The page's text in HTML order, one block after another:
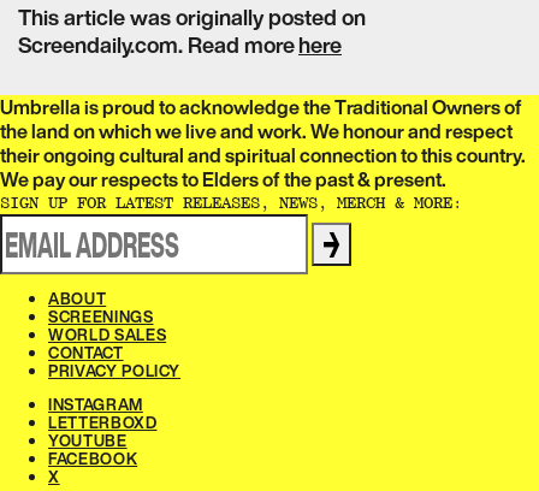
This article was originally posted on
Screendaily.com. Read morehere
Umbrella is proud to acknowledge the Traditional Owners of
the land on which we live and work. We honour and respect
their ongoing cultural and spiritual connection to this country.
We pay our respects to Elders of the past & present.​​​​‌ ‍ ​‍​‍‌‍ ‌ ​‍‌‍‍‌‌‍‌ ‌‍‍‌‌‍ ‍​‍​‍​ ‍‍​‍​‍‌ ​ ‌‍​‌‌‍ ‍‌‍‍‌‌ ‌​‌ ‍‌​‍ ‍‌‍‍‌‌‍ ​‍​‍​‍ ​​‍​‍‌‍‍​‌ ​‍‌‍‌‌‌‍‌‍​‍​‍​ ‍‍​‍​‍‌‍‍​‌ ‌​‌ ‌​‌ ​​‌ ​ ​ ‍‍​‍ ​‍ ‌ ‌‌‌‍ ‌‌‍​‍‌ ​‍‌‍‌‌‌‍ ​‌‍ ​‌‍​‌​‍ ‍‌ ​ ‌‍​‌‌‍ ‍‌‍‍‌‌ ‌​‌ ‍‌​‍ ‍‌ ​ ‌ ‌​‌ ‌‌‌‍‌​‌‍‍‌‌‍ ​‍ ‌‍‍‌‌‍ ‍‌ ‌​‌‍‌‌‌‍ ‍‌ ‌​​‍ ‌‍‌‌‌‍‌​‌‍‍‌‌ ‌​​‍ ‌‍ ‌‌‍ ‌‍‌​‌‍‌‌​ ‌‌ ​​‌ ​‍‌‍‌‌‌ ​ ‌‍‌‌‌‍ ‍‌ ‌​‌‍​‌‌ ‌​‌‍‍‌‌‍ ‌‍ ‍​ ‍ ‌‍‍‌‌‍‌​​ ‌‌ ​ ‌‍‍‌‌ ‌​‌‍‌‌‌‌​ ‌‍‌‌‌ ‌​‌ ‌​‌‍‍‌‌‍ ‍‌‍‌ ‌ ​ ​ ‍ ‌ ‌​‌ ‍‌‌ ​​‌‍‌‌​ ‌‌ ​ ‌‍‍‌‌ ‌​‌‍‌‌‌‌​ ‌‍‌‌‌ ‌​‌ ‌​‌‍‍‌‌‍ ‍‌‍‌ ‌ ​ ​ ‍ ‌ ​​‌‍​‌‌ ‌​‌‍‍​​ ‌‌‍‌‍‌‍ ‌‍ ‌ ‌​‌‍‌‌‌ ​‍‌​​‌‌‍​ ‌‍‍ ‌‍ ‍‌‍ ‌ ‌ ‌‍ ​‌‍‌‌‌‍‌​‌‍‌ ‌‍‌‌‌‍ ‌‌‍‌‌‌‍ ‍‌ ‌​​‍‌‌​ ‌‌‌​​‍‌‌ ‌‍‍ ‌‍‌‌‌ ‍‌​‍‌‌​ ​ ‌​‌​​‍‌‌​ ​ ‌​‌​​‍‌‌​ ​‍​ ​‍​ ‌‌​ ​‌​ ​ ​ ‌‍​ ‍‌​ ​‌​ ​ ​ ​ ‌‍‌‍​ ‍​​ ‌​​ ​‌​‍‌‌​ ​‍​ ​‍​‍‌‌​ ‌‌‌​‌​​‍ ‍‌‍​ ‌‍‍​‌‍‍‌‌‍ ​‌‍‌​‌ ​‍‌‍‌‌‌‍ ‍​‍‌‌​ ‌‌‌​​‍‌‌ ‌‍‍ ‌‍‌‌‌ ‍‌​‍‌‌​ ​ ‌​‌​​‍‌‌​ ​ ‌​‌​​‍‌‌​ ​‍​ ​‍​ ‌‌‌‍‌​​ ​‍‌‍​‍​ ‌​​ ​‍‌‍‌‍​ ​‍​ ​​‌‍​‌‌‍‌​‌‍​ ​‍‌‌​ ​‍​ ​‍​‍‌‌​ ‌‌‌​‌​​‍ ‍‌ ‌​‌‍‌‌‌ ‍​‌ ‌​​ ‌‍​‍‌‍​‌‌ ​ ‌‍‌‌‌‌‌‌‌ ​‍‌‍ ​​ ‌‌‍‍​‌ ‌​‌ ‌​‌ ​​‌ ​ ​‍‌‌​ ​ ‌​​‌​‍‌‌​ ​‍‌​‌‍​‍‌‌​ ​‍‌​‌‍‌ ‌‌‌‍ ‌‌‍​‍‌ ​‍‌‍‌‌‌‍ ​‌‍ ​‌‍​‌​‍ ‍‌ ​ ‌‍​‌‌‍ ‍‌‍‍‌‌ ‌​‌ ‍‌​‍ ‍‌ ​ ‌ ‌​‌ ‌‌‌‍‌​‌‍‍‌‌‍ ​‍‌‍‌‍‍‌‌‍‌​​ ‌‌ ​ ‌‍‍‌‌ ‌​‌‍‌‌‌‌​ ‌‍‌‌‌ ‌​‌ ‌​‌‍‍‌‌‍ ‍‌‍‌ ‌ ​ ​‍‌‍‌ ‌​‌ ‍‌‌ ​​‌‍‌‌​ ‌‌ ​ ‌‍‍‌‌ ‌​‌‍‌‌‌‌​ ‌‍‌‌‌ ‌​‌ ‌​‌‍‍‌‌‍ ‍‌‍‌ ‌ ​ ​‍‌‍‌ ​​‌‍​‌‌ ‌​‌‍‍​​ ‌‌‍‌‍‌‍ ‌‍ ‌ ‌​‌‍‌‌‌ ​‍‌​​‌‌‍​ ‌‍‍ ‌‍ ‍‌‍ ‌ ‌ ‌‍ ​‌‍‌‌‌‍‌​‌‍‌ ‌‍‌‌‌‍ ‌‌‍‌‌‌‍ ‍‌ ‌​​‍‌‌​ ‌‌‌​​‍‌‌ ‌‍‍ ‌‍‌‌‌ ‍‌​‍‌‌​ ​ ‌​‌​​‍‌‌​ ​ ‌​‌​​‍‌‌​ ​‍​ ​‍​ ‌‌​ ​‌​ ​ ​ ‌‍​ ‍‌​ ​‌​ ​ ​ ​ ‌‍‌‍​ ‍​​ ‌​​ ​‌​‍‌‌​ ​‍​ ​‍​‍‌‌​ ‌‌‌​‌​​‍ ‍‌‍​ ‌‍‍​‌‍‍‌‌‍ ​‌‍‌​‌ ​‍‌‍‌‌‌‍ ‍​‍‌‌​ ‌‌‌​​‍‌‌ ‌‍‍ ‌‍‌‌‌ ‍‌​‍‌‌​ ​ ‌​‌​​‍‌‌​ ​ ‌​‌​​‍‌‌​ ​‍​ ​‍​ ‌‌‌‍‌​​ ​‍‌‍​‍​ ‌​​ ​‍‌‍‌‍​ ​‍​ ​​‌‍​‌‌‍‌​‌‍​ ​‍‌‌​ ​‍​ ​‍​‍‌‌​ ‌‌‌​‌​​‍ ‍‌ ‌​‌‍‌‌‌ ‍​‌ ‌​​‍‌‍‌ ​​‌‍‌‌‌ ​‍‌ ​ ‌ ​​‌‍‌‌‌‍​ ‌ ‌​‌‍‍‌‌ ‌‍‌‍‌‌​ ‌‌ ​​‌ ‌‌‌‍​‍‌‍ ​‌‍‍‌‌ ​ ‌‍‍​‌‍‌‌‌‍‌​​‍​‍‌ ‌
SIGN UP FOR LATEST RELEASES, NEWS, MERCH & MORE:​​​​‌ ‍ ​‍​‍‌‍ ‌ ​‍‌‍‍‌‌‍‌ ‌‍‍‌‌‍ ‍​‍​‍​ ‍‍​‍​‍‌ ​ ‌‍​‌‌‍ ‍‌‍‍‌‌ ‌​‌ ‍‌​‍ ‍‌‍‍‌‌‍ ​‍​‍​‍ ​​‍​‍‌‍‍​‌ ​‍‌‍‌‌‌‍‌‍​‍​‍​ ‍‍​‍​‍‌‍‍​‌ ‌​‌ ‌​‌ ​​‌ ​ ​ ‍‍​‍ ​‍ ‌ ‌‌‌‍ ‌‌‍​‍‌ ​‍‌‍‌‌‌‍ ​‌‍ ​‌‍​‌​‍ ‍‌ ​ ‌‍​‌‌‍ ‍‌‍‍‌‌ ‌​‌ ‍‌​‍ ‍‌ ​ ‌ ‌​‌ ‌‌‌‍‌​‌‍‍‌‌‍ ​‍ ‌‍‍‌‌‍ ‍‌ ‌​‌‍‌‌‌‍ ‍‌ ‌​​‍ ‌‍‌‌‌‍‌​‌‍‍‌‌ ‌​​‍ ‌‍ ‌‌‍ ‌‍‌​‌‍‌‌​ ‌‌ ​​‌ ​‍‌‍‌‌‌ ​ ‌‍‌‌‌‍ ‍‌ ‌​‌‍​‌‌ ‌​‌‍‍‌‌‍ ‌‍ ‍​ ‍ ‌‍‍‌‌‍‌​​ ‌‌ ​ ‌‍‍‌‌ ‌​‌‍‌‌‌‌​ ‌‍‌‌‌ ‌​‌ ‌​‌‍‍‌‌‍ ‍‌‍‌ ‌ ​ ​ ‍ ‌ ‌​‌ ‍‌‌ ​​‌‍‌‌​ ‌‌ ​ ‌‍‍‌‌ ‌​‌‍‌‌‌‌​ ‌‍‌‌‌ ‌​‌ ‌​‌‍‍‌‌‍ ‍‌‍‌ ‌ ​ ​ ‍ ‌ ​​‌‍​‌‌ ‌​‌‍‍​​ ‌‌ ​ ‌ ‌‌‌‍​‍‌ ​ ‌‍​ ‌ ​‍‌‍‍‌‌‍​‍‌‍‌‌‌‌‌​‌‍‌‌‌ ‍​‌ ‌​​ ‌‍​‍‌‍​‌‌ ​ ‌‍‌‌‌‌‌‌‌ ​‍‌‍ ​​ ‌‌‍‍​‌ ‌​‌ ‌​‌ ​​‌ ​ ​‍‌‌​ ​ ‌​​‌​‍‌‌​ ​‍‌​‌‍​‍‌‌​ ​‍‌​‌‍‌ ‌‌‌‍ ‌‌‍​‍‌ ​‍‌‍‌‌‌‍ ​‌‍ ​‌‍​‌​‍ ‍‌ ​ ‌‍​‌‌‍ ‍‌‍‍‌‌ ‌​‌ ‍‌​‍ ‍‌ ​ ‌ ‌​‌ ‌‌‌‍‌​‌‍‍‌‌‍ ​‍‌‍‌‍‍‌‌‍‌​​ ‌‌ ​ ‌‍‍‌‌ ‌​‌‍‌‌‌‌​ ‌‍‌‌‌ ‌​‌ ‌​‌‍‍‌‌‍ ‍‌‍‌ ‌ ​ ​‍‌‍‌ ‌​‌ ‍‌‌ ​​‌‍‌‌​ ‌‌ ​ ‌‍‍‌‌ ‌​‌‍‌‌‌‌​ ‌‍‌‌‌ ‌​‌ ‌​‌‍‍‌‌‍ ‍‌‍‌ ‌ ​ ​‍‌‍‌ ​​‌‍​‌‌ ‌​‌‍‍​​ ‌‌ ​ ‌ ‌‌‌‍​‍‌ ​ ‌‍​ ‌ ​‍‌‍‍‌‌‍​‍‌‍‌‌‌‌‌​‌‍‌‌‌ ‍​‌ ‌​​‍‌‍‌ ​​‌‍‌‌‌ ​‍‌ ​ ‌ ​​‌‍‌‌‌‍​ ‌ ‌​‌‍‍‌‌ ‌‍‌‍‌‌​ ‌‌ ​​‌ ‌‌‌‍​‍‌‍ ​‌‍‍‌‌ ​ ‌‍‍​‌‍‌‌‌‍‌​​‍​‍‌ ‌
→
ABOUT​​​​‌ ‍ ​‍​‍‌‍ ‌ ​‍‌‍‍‌‌‍‌ ‌‍‍‌‌‍ ‍​‍​‍​ ‍‍​‍​‍‌ ​ ‌‍​‌‌‍ ‍‌‍‍‌‌ ‌​‌ ‍‌​‍ ‍‌‍‍‌‌‍ ​‍​‍​‍ ​​‍​‍‌‍‍​‌ ​‍‌‍‌‌‌‍‌‍​‍​‍​ ‍‍​‍​‍‌‍‍​‌ ‌​‌ ‌​‌ ​​‌ ​ ​ ‍‍​‍ ​‍ ‌ ‌‌‌‍ ‌‌‍​‍‌ ​‍‌‍‌‌‌‍ ​‌‍ ​‌‍​‌​‍ ‍‌ ​ ‌‍​‌‌‍ ‍‌‍‍‌‌ ‌​‌ ‍‌​‍ ‍‌ ​ ‌ ‌​‌ ‌‌‌‍‌​‌‍‍‌‌‍ ​‍ ‌‍‍‌‌‍ ‍‌ ‌​‌‍‌‌‌‍ ‍‌ ‌​​‍ ‌‍‌‌‌‍‌​‌‍‍‌‌ ‌​​‍ ‌‍ ‌‌‍ ‌‍‌​‌‍‌‌​ ‌‌ ​​‌ ​‍‌‍‌‌‌ ​ ‌‍‌‌‌‍ ‍‌ ‌​‌‍​‌‌ ‌​‌‍‍‌‌‍ ‌‍ ‍​ ‍ ‌‍‍‌‌‍‌​​ ‌‌ ​ ‌‍‍‌‌ ‌​‌‍‌‌‌‌​ ‌‍‌‌‌ ‌​‌ ‌​‌‍‍‌‌‍ ‍‌‍‌ ‌ ​ ​ ‍ ‌ ‌​‌ ‍‌‌ ​​‌‍‌‌​ ‌‌ ​ ‌‍‍‌‌ ‌​‌‍‌‌‌‌​ ‌‍‌‌‌ ‌​‌ ‌​‌‍‍‌‌‍ ‍‌‍‌ ‌ ​ ​ ‍ ‌ ​​‌‍​‌‌ ‌​‌‍‍​​ ‌‌‍‌‍‌‍ ‌‍ ‌ ‌​‌‍‌‌‌ ​‍‌​ ‌‌‍‌‌‌‍ ‍‌ ‌‌​‍‌‌​ ‌‌‌​​‍‌‌ ‌‍‍ ‌‍‌‌‌ ‍‌​‍‌‌​ ​ ‌​‌​​‍‌‌​ ​ ‌​‌​​‍‌‌​ ​‍​ ​‍​ ​‍​ ​​​ ​‌​ ​​​ ​ ​ ​​​ ​‍​ ​ ​‍ ‌​ ‌​​ ‌​​ ‌​‌‍‌‌​‍ ‌​ ‌​‌‍​‌‌‍​‍​ ​‌​‍ ‌‌‍​‍​ ‍‌‌‍​‌​ ‌‌​‍ ‌​ ‌‍​ ​​​ ‍​​ ‌ ‌‍‌‌​ ​​​ ​ ​ ‍‌‌‍​‌‌‍‌​​ ​‍​ ​ ​‍‌‌​ ​‍​ ​‍​‍‌‌​ ‌‌‌​‌​​‍ ‍‌ ‌​‌‍‍‌‌ ‌​‌‍ ​‌‍‌‌​ ‌‍​‍‌‍​‌‌ ​ ‌‍‌‌‌‌‌‌‌ ​‍‌‍ ​​ ‌‌‍‍​‌ ‌​‌ ‌​‌ ​​‌ ​ ​‍‌‌​ ​ ‌​​‌​‍‌‌​ ​‍‌​‌‍​‍‌‌​ ​‍‌​‌‍‌ ‌‌‌‍ ‌‌‍​‍‌ ​‍‌‍‌‌‌‍ ​‌‍ ​‌‍​‌​‍ ‍‌ ​ ‌‍​‌‌‍ ‍‌‍‍‌‌ ‌​‌ ‍‌​‍ ‍‌ ​ ‌ ‌​‌ ‌‌‌‍‌​‌‍‍‌‌‍ ​‍‌‍‌‍‍‌‌‍‌​​ ‌‌ ​ ‌‍‍‌‌ ‌​‌‍‌‌‌‌​ ‌‍‌‌‌ ‌​‌ ‌​‌‍‍‌‌‍ ‍‌‍‌ ‌ ​ ​‍‌‍‌ ‌​‌ ‍‌‌ ​​‌‍‌‌​ ‌‌ ​ ‌‍‍‌‌ ‌​‌‍‌‌‌‌​ ‌‍‌‌‌ ‌​‌ ‌​‌‍‍‌‌‍ ‍‌‍‌ ‌ ​ ​‍‌‍‌ ​​‌‍​‌‌ ‌​‌‍‍​​ ‌‌‍‌‍‌‍ ‌‍ ‌ ‌​‌‍‌‌‌ ​‍‌​ ‌‌‍‌‌‌‍ ‍‌ ‌‌​‍‌‌​ ‌‌‌​​‍‌‌ ‌‍‍ ‌‍‌‌‌ ‍‌​‍‌‌​ ​ ‌​‌​​‍‌‌​ ​ ‌​‌​​‍‌‌​ ​‍​ ​‍​ ​‍​ ​​​ ​‌​ ​​​ ​ ​ ​​​ ​‍​ ​ ​‍ ‌​ ‌​​ ‌​​ ‌​‌‍‌‌​‍ ‌​ ‌​‌‍​‌‌‍​‍​ ​‌​‍ ‌‌‍​‍​ ‍‌‌‍​‌​ ‌‌​‍ ‌​ ‌‍​ ​​​ ‍​​ ‌ ‌‍‌‌​ ​​​ ​ ​ ‍‌‌‍​‌‌‍‌​​ ​‍​ ​ ​‍‌‌​ ​‍​ ​‍​‍‌‌​ ‌‌‌​‌​​‍ ‍‌ ‌​‌‍‍‌‌ ‌​‌‍ ​‌‍‌‌​‍‌‍‌ ​​‌‍‌‌‌ ​‍‌ ​ ‌ ​​‌‍‌‌‌‍​ ‌ ‌​‌‍‍‌‌ ‌‍‌‍‌‌​ ‌‌ ​​‌ ‌‌‌‍​‍‌‍ ​‌‍‍‌‌ ​ ‌‍‍​‌‍‌‌‌‍‌​​‍​‍‌ ‌
SCREENINGS​​​​‌ ‍ ​‍​‍‌‍ ‌ ​‍‌‍‍‌‌‍‌ ‌‍‍‌‌‍ ‍​‍​‍​ ‍‍​‍​‍‌ ​ ‌‍​‌‌‍ ‍‌‍‍‌‌ ‌​‌ ‍‌​‍ ‍‌‍‍‌‌‍ ​‍​‍​‍ ​​‍​‍‌‍‍​‌ ​‍‌‍‌‌‌‍‌‍​‍​‍​ ‍‍​‍​‍‌‍‍​‌ ‌​‌ ‌​‌ ​​‌ ​ ​ ‍‍​‍ ​‍ ‌ ‌‌‌‍ ‌‌‍​‍‌ ​‍‌‍‌‌‌‍ ​‌‍ ​‌‍​‌​‍ ‍‌ ​ ‌‍​‌‌‍ ‍‌‍‍‌‌ ‌​‌ ‍‌​‍ ‍‌ ​ ‌ ‌​‌ ‌‌‌‍‌​‌‍‍‌‌‍ ​‍ ‌‍‍‌‌‍ ‍‌ ‌​‌‍‌‌‌‍ ‍‌ ‌​​‍ ‌‍‌‌‌‍‌​‌‍‍‌‌ ‌​​‍ ‌‍ ‌‌‍ ‌‍‌​‌‍‌‌​ ‌‌ ​​‌ ​‍‌‍‌‌‌ ​ ‌‍‌‌‌‍ ‍‌ ‌​‌‍​‌‌ ‌​‌‍‍‌‌‍ ‌‍ ‍​ ‍ ‌‍‍‌‌‍‌​​ ‌‌ ​ ‌‍‍‌‌ ‌​‌‍‌‌‌‌​ ‌‍‌‌‌ ‌​‌ ‌​‌‍‍‌‌‍ ‍‌‍‌ ‌ ​ ​ ‍ ‌ ‌​‌ ‍‌‌ ​​‌‍‌‌​ ‌‌ ​ ‌‍‍‌‌ ‌​‌‍‌‌‌‌​ ‌‍‌‌‌ ‌​‌ ‌​‌‍‍‌‌‍ ‍‌‍‌ ‌ ​ ​ ‍ ‌ ​​‌‍​‌‌ ‌​‌‍‍​​ ‌‌‍‌‍‌‍ ‌‍ ‌ ‌​‌‍‌‌‌ ​‍‌​ ‌‌‍‌‌‌‍ ‍‌ ‌‌​‍‌‌​ ‌‌‌​​‍‌‌ ‌‍‍ ‌‍‌‌‌ ‍‌​‍‌‌​ ​ ‌​‌​​‍‌‌​ ​ ‌​‌​​‍‌‌​ ​‍​ ​‍‌‍‌​​ ‍​​ ​‍‌‍‌​‌‍​‍​ ‍​​ ‍‌​ ​ ​ ​‍​ ​‌​ ​‌‌‍​‌​‍‌‌​ ​‍​ ​‍​‍‌‌​ ‌‌‌​‌​​‍ ‍‌ ‌​‌‍‍‌‌ ‌​‌‍ ​‌‍‌‌​ ‌‍​‍‌‍​‌‌ ​ ‌‍‌‌‌‌‌‌‌ ​‍‌‍ ​​ ‌‌‍‍​‌ ‌​‌ ‌​‌ ​​‌ ​ ​‍‌‌​ ​ ‌​​‌​‍‌‌​ ​‍‌​‌‍​‍‌‌​ ​‍‌​‌‍‌ ‌‌‌‍ ‌‌‍​‍‌ ​‍‌‍‌‌‌‍ ​‌‍ ​‌‍​‌​‍ ‍‌ ​ ‌‍​‌‌‍ ‍‌‍‍‌‌ ‌​‌ ‍‌​‍ ‍‌ ​ ‌ ‌​‌ ‌‌‌‍‌​‌‍‍‌‌‍ ​‍‌‍‌‍‍‌‌‍‌​​ ‌‌ ​ ‌‍‍‌‌ ‌​‌‍‌‌‌‌​ ‌‍‌‌‌ ‌​‌ ‌​‌‍‍‌‌‍ ‍‌‍‌ ‌ ​ ​‍‌‍‌ ‌​‌ ‍‌‌ ​​‌‍‌‌​ ‌‌ ​ ‌‍‍‌‌ ‌​‌‍‌‌‌‌​ ‌‍‌‌‌ ‌​‌ ‌​‌‍‍‌‌‍ ‍‌‍‌ ‌ ​ ​‍‌‍‌ ​​‌‍​‌‌ ‌​‌‍‍​​ ‌‌‍‌‍‌‍ ‌‍ ‌ ‌​‌‍‌‌‌ ​‍‌​ ‌‌‍‌‌‌‍ ‍‌ ‌‌​‍‌‌​ ‌‌‌​​‍‌‌ ‌‍‍ ‌‍‌‌‌ ‍‌​‍‌‌​ ​ ‌​‌​​‍‌‌​ ​ ‌​‌​​‍‌‌​ ​‍​ ​‍‌‍‌​​ ‍​​ ​‍‌‍‌​‌‍​‍​ ‍​​ ‍‌​ ​ ​ ​‍​ ​‌​ ​‌‌‍​‌​‍‌‌​ ​‍​ ​‍​‍‌‌​ ‌‌‌​‌​​‍ ‍‌ ‌​‌‍‍‌‌ ‌​‌‍ ​‌‍‌‌​‍‌‍‌ ​​‌‍‌‌‌ ​‍‌ ​ ‌ ​​‌‍‌‌‌‍​ ‌ ‌​‌‍‍‌‌ ‌‍‌‍‌‌​ ‌‌ ​​‌ ‌‌‌‍​‍‌‍ ​‌‍‍‌‌ ​ ‌‍‍​‌‍‌‌‌‍‌​​‍​‍‌ ‌
WORLD SALES​​​​‌ ‍ ​‍​‍‌‍ ‌ ​‍‌‍‍‌‌‍‌ ‌‍‍‌‌‍ ‍​‍​‍​ ‍‍​‍​‍‌ ​ ‌‍​‌‌‍ ‍‌‍‍‌‌ ‌​‌ ‍‌​‍ ‍‌‍‍‌‌‍ ​‍​‍​‍ ​​‍​‍‌‍‍​‌ ​‍‌‍‌‌‌‍‌‍​‍​‍​ ‍‍​‍​‍‌‍‍​‌ ‌​‌ ‌​‌ ​​‌ ​ ​ ‍‍​‍ ​‍ ‌ ‌‌‌‍ ‌‌‍​‍‌ ​‍‌‍‌‌‌‍ ​‌‍ ​‌‍​‌​‍ ‍‌ ​ ‌‍​‌‌‍ ‍‌‍‍‌‌ ‌​‌ ‍‌​‍ ‍‌ ​ ‌ ‌​‌ ‌‌‌‍‌​‌‍‍‌‌‍ ​‍ ‌‍‍‌‌‍ ‍‌ ‌​‌‍‌‌‌‍ ‍‌ ‌​​‍ ‌‍‌‌‌‍‌​‌‍‍‌‌ ‌​​‍ ‌‍ ‌‌‍ ‌‍‌​‌‍‌‌​ ‌‌ ​​‌ ​‍‌‍‌‌‌ ​ ‌‍‌‌‌‍ ‍‌ ‌​‌‍​‌‌ ‌​‌‍‍‌‌‍ ‌‍ ‍​ ‍ ‌‍‍‌‌‍‌​​ ‌‌ ​ ‌‍‍‌‌ ‌​‌‍‌‌‌‌​ ‌‍‌‌‌ ‌​‌ ‌​‌‍‍‌‌‍ ‍‌‍‌ ‌ ​ ​ ‍ ‌ ‌​‌ ‍‌‌ ​​‌‍‌‌​ ‌‌ ​ ‌‍‍‌‌ ‌​‌‍‌‌‌‌​ ‌‍‌‌‌ ‌​‌ ‌​‌‍‍‌‌‍ ‍‌‍‌ ‌ ​ ​ ‍ ‌ ​​‌‍​‌‌ ‌​‌‍‍​​ ‌‌‍‌‍‌‍ ‌‍ ‌ ‌​‌‍‌‌‌ ​‍‌​ ‌‌‍‌‌‌‍ ‍‌ ‌‌​‍‌‌​ ‌‌‌​​‍‌‌ ‌‍‍ ‌‍‌‌‌ ‍‌​‍‌‌​ ​ ‌​‌​​‍‌‌​ ​ ‌​‌​​‍‌‌​ ​‍​ ​‍​ ​‌​ ​​​ ​ ​ ‍​​ ​‌​ ​​​ ​‍​ ‌​​‍ ‌‌‍​‌‌‍‌​‌‍‌​‌‍​ ​‍ ‌​ ‌​​ ‍‌​ ​ ​ ‌​​‍ ‌‌‍​‌​ ​‌​ ‌​‌‍​ ​‍ ‌‌‍‌‌​ ​‌​ ‌‍​ ‌‌​ ​ ​ ‍‌​ ‍​​ ‌‍‌‍‌‍‌‍​ ‌‍‌‌​ ​‍​‍‌‌​ ​‍​ ​‍​‍‌‌​ ‌‌‌​‌​​‍ ‍‌ ‌​‌‍‍‌‌ ‌​‌‍ ​‌‍‌‌​ ‌‍​‍‌‍​‌‌ ​ ‌‍‌‌‌‌‌‌‌ ​‍‌‍ ​​ ‌‌‍‍​‌ ‌​‌ ‌​‌ ​​‌ ​ ​‍‌‌​ ​ ‌​​‌​‍‌‌​ ​‍‌​‌‍​‍‌‌​ ​‍‌​‌‍‌ ‌‌‌‍ ‌‌‍​‍‌ ​‍‌‍‌‌‌‍ ​‌‍ ​‌‍​‌​‍ ‍‌ ​ ‌‍​‌‌‍ ‍‌‍‍‌‌ ‌​‌ ‍‌​‍ ‍‌ ​ ‌ ‌​‌ ‌‌‌‍‌​‌‍‍‌‌‍ ​‍‌‍‌‍‍‌‌‍‌​​ ‌‌ ​ ‌‍‍‌‌ ‌​‌‍‌‌‌‌​ ‌‍‌‌‌ ‌​‌ ‌​‌‍‍‌‌‍ ‍‌‍‌ ‌ ​ ​‍‌‍‌ ‌​‌ ‍‌‌ ​​‌‍‌‌​ ‌‌ ​ ‌‍‍‌‌ ‌​‌‍‌‌‌‌​ ‌‍‌‌‌ ‌​‌ ‌​‌‍‍‌‌‍ ‍‌‍‌ ‌ ​ ​‍‌‍‌ ​​‌‍​‌‌ ‌​‌‍‍​​ ‌‌‍‌‍‌‍ ‌‍ ‌ ‌​‌‍‌‌‌ ​‍‌​ ‌‌‍‌‌‌‍ ‍‌ ‌‌​‍‌‌​ ‌‌‌​​‍‌‌ ‌‍‍ ‌‍‌‌‌ ‍‌​‍‌‌​ ​ ‌​‌​​‍‌‌​ ​ ‌​‌​​‍‌‌​ ​‍​ ​‍​ ​‌​ ​​​ ​ ​ ‍​​ ​‌​ ​​​ ​‍​ ‌​​‍ ‌‌‍​‌‌‍‌​‌‍‌​‌‍​ ​‍ ‌​ ‌​​ ‍‌​ ​ ​ ‌​​‍ ‌‌‍​‌​ ​‌​ ‌​‌‍​ ​‍ ‌‌‍‌‌​ ​‌​ ‌‍​ ‌‌​ ​ ​ ‍‌​ ‍​​ ‌‍‌‍‌‍‌‍​ ‌‍‌‌​ ​‍​‍‌‌​ ​‍​ ​‍​‍‌‌​ ‌‌‌​‌​​‍ ‍‌ ‌​‌‍‍‌‌ ‌​‌‍ ​‌‍‌‌​‍‌‍‌ ​​‌‍‌‌‌ ​‍‌ ​ ‌ ​​‌‍‌‌‌‍​ ‌ ‌​‌‍‍‌‌ ‌‍‌‍‌‌​ ‌‌ ​​‌ ‌‌‌‍​‍‌‍ ​‌‍‍‌‌ ​ ‌‍‍​‌‍‌‌‌‍‌​​‍​‍‌ ‌
CONTACT​​​​‌ ‍ ​‍​‍‌‍ ‌ ​‍‌‍‍‌‌‍‌ ‌‍‍‌‌‍ ‍​‍​‍​ ‍‍​‍​‍‌ ​ ‌‍​‌‌‍ ‍‌‍‍‌‌ ‌​‌ ‍‌​‍ ‍‌‍‍‌‌‍ ​‍​‍​‍ ​​‍​‍‌‍‍​‌ ​‍‌‍‌‌‌‍‌‍​‍​‍​ ‍‍​‍​‍‌‍‍​‌ ‌​‌ ‌​‌ ​​‌ ​ ​ ‍‍​‍ ​‍ ‌ ‌‌‌‍ ‌‌‍​‍‌ ​‍‌‍‌‌‌‍ ​‌‍ ​‌‍​‌​‍ ‍‌ ​ ‌‍​‌‌‍ ‍‌‍‍‌‌ ‌​‌ ‍‌​‍ ‍‌ ​ ‌ ‌​‌ ‌‌‌‍‌​‌‍‍‌‌‍ ​‍ ‌‍‍‌‌‍ ‍‌ ‌​‌‍‌‌‌‍ ‍‌ ‌​​‍ ‌‍‌‌‌‍‌​‌‍‍‌‌ ‌​​‍ ‌‍ ‌‌‍ ‌‍‌​‌‍‌‌​ ‌‌ ​​‌ ​‍‌‍‌‌‌ ​ ‌‍‌‌‌‍ ‍‌ ‌​‌‍​‌‌ ‌​‌‍‍‌‌‍ ‌‍ ‍​ ‍ ‌‍‍‌‌‍‌​​ ‌‌ ​ ‌‍‍‌‌ ‌​‌‍‌‌‌‌​ ‌‍‌‌‌ ‌​‌ ‌​‌‍‍‌‌‍ ‍‌‍‌ ‌ ​ ​ ‍ ‌ ‌​‌ ‍‌‌ ​​‌‍‌‌​ ‌‌ ​ ‌‍‍‌‌ ‌​‌‍‌‌‌‌​ ‌‍‌‌‌ ‌​‌ ‌​‌‍‍‌‌‍ ‍‌‍‌ ‌ ​ ​ ‍ ‌ ​​‌‍​‌‌ ‌​‌‍‍​​ ‌‌‍‌‍‌‍ ‌‍ ‌ ‌​‌‍‌‌‌ ​‍‌​ ‌‌‍‌‌‌‍ ‍‌ ‌‌​‍‌‌​ ‌‌‌​​‍‌‌ ‌‍‍ ‌‍‌‌‌ ‍‌​‍‌‌​ ​ ‌​‌​​‍‌‌​ ​ ‌​‌​​‍‌‌​ ​‍​ ​‍​ ​ ‌‍​ ​ ​‍​ ‌ ​ ‍​​ ‌​​ ‌​‌‍​‍​‍ ‌‌‍‌​‌‍‌‍‌‍​ ​ ‌‍​‍ ‌​ ‌​‌‍​‌‌‍​‍​ ​‍​‍ ‌‌‍​‌‌‍​‍​ ​​​ ‌​​‍ ‌‌‍‌‍​ ​​‌‍‌​​ ‌​​ ‌‌‌‍‌​​ ‍​​ ​‌‌‍​ ​ ‌‌‌‍​‌​ ‍​​‍‌‌​ ​‍​ ​‍​‍‌‌​ ‌‌‌​‌​​‍ ‍‌ ‌​‌‍‍‌‌ ‌​‌‍ ​‌‍‌‌​ ‌‍​‍‌‍​‌‌ ​ ‌‍‌‌‌‌‌‌‌ ​‍‌‍ ​​ ‌‌‍‍​‌ ‌​‌ ‌​‌ ​​‌ ​ ​‍‌‌​ ​ ‌​​‌​‍‌‌​ ​‍‌​‌‍​‍‌‌​ ​‍‌​‌‍‌ ‌‌‌‍ ‌‌‍​‍‌ ​‍‌‍‌‌‌‍ ​‌‍ ​‌‍​‌​‍ ‍‌ ​ ‌‍​‌‌‍ ‍‌‍‍‌‌ ‌​‌ ‍‌​‍ ‍‌ ​ ‌ ‌​‌ ‌‌‌‍‌​‌‍‍‌‌‍ ​‍‌‍‌‍‍‌‌‍‌​​ ‌‌ ​ ‌‍‍‌‌ ‌​‌‍‌‌‌‌​ ‌‍‌‌‌ ‌​‌ ‌​‌‍‍‌‌‍ ‍‌‍‌ ‌ ​ ​‍‌‍‌ ‌​‌ ‍‌‌ ​​‌‍‌‌​ ‌‌ ​ ‌‍‍‌‌ ‌​‌‍‌‌‌‌​ ‌‍‌‌‌ ‌​‌ ‌​‌‍‍‌‌‍ ‍‌‍‌ ‌ ​ ​‍‌‍‌ ​​‌‍​‌‌ ‌​‌‍‍​​ ‌‌‍‌‍‌‍ ‌‍ ‌ ‌​‌‍‌‌‌ ​‍‌​ ‌‌‍‌‌‌‍ ‍‌ ‌‌​‍‌‌​ ‌‌‌​​‍‌‌ ‌‍‍ ‌‍‌‌‌ ‍‌​‍‌‌​ ​ ‌​‌​​‍‌‌​ ​ ‌​‌​​‍‌‌​ ​‍​ ​‍​ ​ ‌‍​ ​ ​‍​ ‌ ​ ‍​​ ‌​​ ‌​‌‍​‍​‍ ‌‌‍‌​‌‍‌‍‌‍​ ​ ‌‍​‍ ‌​ ‌​‌‍​‌‌‍​‍​ ​‍​‍ ‌‌‍​‌‌‍​‍​ ​​​ ‌​​‍ ‌‌‍‌‍​ ​​‌‍‌​​ ‌​​ ‌‌‌‍‌​​ ‍​​ ​‌‌‍​ ​ ‌‌‌‍​‌​ ‍​​‍‌‌​ ​‍​ ​‍​‍‌‌​ ‌‌‌​‌​​‍ ‍‌ ‌​‌‍‍‌‌ ‌​‌‍ ​‌‍‌‌​‍‌‍‌ ​​‌‍‌‌‌ ​‍‌ ​ ‌ ​​‌‍‌‌‌‍​ ‌ ‌​‌‍‍‌‌ ‌‍‌‍‌‌​ ‌‌ ​​‌ ‌‌‌‍​‍‌‍ ​‌‍‍‌‌ ​ ‌‍‍​‌‍‌‌‌‍‌​​‍​‍‌ ‌
PRIVACY POLICY​​​​‌ ‍ ​‍​‍‌‍ ‌ ​‍‌‍‍‌‌‍‌ ‌‍‍‌‌‍ ‍​‍​‍​ ‍‍​‍​‍‌ ​ ‌‍​‌‌‍ ‍‌‍‍‌‌ ‌​‌ ‍‌​‍ ‍‌‍‍‌‌‍ ​‍​‍​‍ ​​‍​‍‌‍‍​‌ ​‍‌‍‌‌‌‍‌‍​‍​‍​ ‍‍​‍​‍‌‍‍​‌ ‌​‌ ‌​‌ ​​‌ ​ ​ ‍‍​‍ ​‍ ‌ ‌‌‌‍ ‌‌‍​‍‌ ​‍‌‍‌‌‌‍ ​‌‍ ​‌‍​‌​‍ ‍‌ ​ ‌‍​‌‌‍ ‍‌‍‍‌‌ ‌​‌ ‍‌​‍ ‍‌ ​ ‌ ‌​‌ ‌‌‌‍‌​‌‍‍‌‌‍ ​‍ ‌‍‍‌‌‍ ‍‌ ‌​‌‍‌‌‌‍ ‍‌ ‌​​‍ ‌‍‌‌‌‍‌​‌‍‍‌‌ ‌​​‍ ‌‍ ‌‌‍ ‌‍‌​‌‍‌‌​ ‌‌ ​​‌ ​‍‌‍‌‌‌ ​ ‌‍‌‌‌‍ ‍‌ ‌​‌‍​‌‌ ‌​‌‍‍‌‌‍ ‌‍ ‍​ ‍ ‌‍‍‌‌‍‌​​ ‌‌ ​ ‌‍‍‌‌ ‌​‌‍‌‌‌‌​ ‌‍‌‌‌ ‌​‌ ‌​‌‍‍‌‌‍ ‍‌‍‌ ‌ ​ ​ ‍ ‌ ‌​‌ ‍‌‌ ​​‌‍‌‌​ ‌‌ ​ ‌‍‍‌‌ ‌​‌‍‌‌‌‌​ ‌‍‌‌‌ ‌​‌ ‌​‌‍‍‌‌‍ ‍‌‍‌ ‌ ​ ​ ‍ ‌ ​​‌‍​‌‌ ‌​‌‍‍​​ ‌‌‍‌‍‌‍ ‌‍ ‌ ‌​‌‍‌‌‌ ​‍‌​ ‌‌‍‌‌‌‍ ‍‌ ‌‌​‍‌‌​ ‌‌‌​​‍‌‌ ‌‍‍ ‌‍‌‌‌ ‍‌​‍‌‌​ ​ ‌​‌​​‍‌‌​ ​ ‌​‌​​‍‌‌​ ​‍​ ​‍‌‍‌‍‌‍​‍‌‍​‌​ ‍​​ ‌‌​ ‍‌​ ‌‍​ ‍‌​‍ ‌​ ‌‌​ ​​​ ‌ ‌‍‌‍​‍ ‌​ ‌​​ ‌​​ ​‍‌‍​‌​‍ ‌​ ‍‌​ ‌‌‌‍‌‌​ ‌ ​‍ ‌‌‍‌‍‌‍‌‌​ ‍​​ ‌​‌‍‌​​ ​‌​ ‍‌​ ​‌​ ‌‌​ ‍​​ ​ ‌‍​‌​‍‌‌​ ​‍​ ​‍​‍‌‌​ ‌‌‌​‌​​‍ ‍‌ ‌​‌‍‍‌‌ ‌​‌‍ ​‌‍‌‌​ ‌‍​‍‌‍​‌‌ ​ ‌‍‌‌‌‌‌‌‌ ​‍‌‍ ​​ ‌‌‍‍​‌ ‌​‌ ‌​‌ ​​‌ ​ ​‍‌‌​ ​ ‌​​‌​‍‌‌​ ​‍‌​‌‍​‍‌‌​ ​‍‌​‌‍‌ ‌‌‌‍ ‌‌‍​‍‌ ​‍‌‍‌‌‌‍ ​‌‍ ​‌‍​‌​‍ ‍‌ ​ ‌‍​‌‌‍ ‍‌‍‍‌‌ ‌​‌ ‍‌​‍ ‍‌ ​ ‌ ‌​‌ ‌‌‌‍‌​‌‍‍‌‌‍ ​‍‌‍‌‍‍‌‌‍‌​​ ‌‌ ​ ‌‍‍‌‌ ‌​‌‍‌‌‌‌​ ‌‍‌‌‌ ‌​‌ ‌​‌‍‍‌‌‍ ‍‌‍‌ ‌ ​ ​‍‌‍‌ ‌​‌ ‍‌‌ ​​‌‍‌‌​ ‌‌ ​ ‌‍‍‌‌ ‌​‌‍‌‌‌‌​ ‌‍‌‌‌ ‌​‌ ‌​‌‍‍‌‌‍ ‍‌‍‌ ‌ ​ ​‍‌‍‌ ​​‌‍​‌‌ ‌​‌‍‍​​ ‌‌‍‌‍‌‍ ‌‍ ‌ ‌​‌‍‌‌‌ ​‍‌​ ‌‌‍‌‌‌‍ ‍‌ ‌‌​‍‌‌​ ‌‌‌​​‍‌‌ ‌‍‍ ‌‍‌‌‌ ‍‌​‍‌‌​ ​ ‌​‌​​‍‌‌​ ​ ‌​‌​​‍‌‌​ ​‍​ ​‍‌‍‌‍‌‍​‍‌‍​‌​ ‍​​ ‌‌​ ‍‌​ ‌‍​ ‍‌​‍ ‌​ ‌‌​ ​​​ ‌ ‌‍‌‍​‍ ‌​ ‌​​ ‌​​ ​‍‌‍​‌​‍ ‌​ ‍‌​ ‌‌‌‍‌‌​ ‌ ​‍ ‌‌‍‌‍‌‍‌‌​ ‍​​ ‌​‌‍‌​​ ​‌​ ‍‌​ ​‌​ ‌‌​ ‍​​ ​ ‌‍​‌​‍‌‌​ ​‍​ ​‍​‍‌‌​ ‌‌‌​‌​​‍ ‍‌ ‌​‌‍‍‌‌ ‌​‌‍ ​‌‍‌‌​‍‌‍‌ ​​‌‍‌‌‌ ​‍‌ ​ ‌ ​​‌‍‌‌‌‍​ ‌ ‌​‌‍‍‌‌ ‌‍‌‍‌‌​ ‌‌ ​​‌ ‌‌‌‍​‍‌‍ ​‌‍‍‌‌ ​ ‌‍‍​‌‍‌‌‌‍‌​​‍​‍‌ ‌
INSTAGRAM​​​​‌ ‍ ​‍​‍‌‍ ‌ ​‍‌‍‍‌‌‍‌ ‌‍‍‌‌‍ ‍​‍​‍​ ‍‍​‍​‍‌ ​ ‌‍​‌‌‍ ‍‌‍‍‌‌ ‌​‌ ‍‌​‍ ‍‌‍‍‌‌‍ ​‍​‍​‍ ​​‍​‍‌‍‍​‌ ​‍‌‍‌‌‌‍‌‍​‍​‍​ ‍‍​‍​‍‌‍‍​‌ ‌​‌ ‌​‌ ​​‌ ​ ​ ‍‍​‍ ​‍ ‌ ‌‌‌‍ ‌‌‍​‍‌ ​‍‌‍‌‌‌‍ ​‌‍ ​‌‍​‌​‍ ‍‌ ​ ‌‍​‌‌‍ ‍‌‍‍‌‌ ‌​‌ ‍‌​‍ ‍‌ ​ ‌ ‌​‌ ‌‌‌‍‌​‌‍‍‌‌‍ ​‍ ‌‍‍‌‌‍ ‍‌ ‌​‌‍‌‌‌‍ ‍‌ ‌​​‍ ‌‍‌‌‌‍‌​‌‍‍‌‌ ‌​​‍ ‌‍ ‌‌‍ ‌‍‌​‌‍‌‌​ ‌‌ ​​‌ ​‍‌‍‌‌‌ ​ ‌‍‌‌‌‍ ‍‌ ‌​‌‍​‌‌ ‌​‌‍‍‌‌‍ ‌‍ ‍​ ‍ ‌‍‍‌‌‍‌​​ ‌‌ ​ ‌‍‍‌‌ ‌​‌‍‌‌‌‌​ ‌‍‌‌‌ ‌​‌ ‌​‌‍‍‌‌‍ ‍‌‍‌ ‌ ​ ​ ‍ ‌ ‌​‌ ‍‌‌ ​​‌‍‌‌​ ‌‌ ​ ‌‍‍‌‌ ‌​‌‍‌‌‌‌​ ‌‍‌‌‌ ‌​‌ ‌​‌‍‍‌‌‍ ‍‌‍‌ ‌ ​ ​ ‍ ‌ ​​‌‍​‌‌ ‌​‌‍‍​​ ‌‌ ​ ‌‍ ‌‍​ ‌‍‍‌‌‍​‌‌‍ ​‌​ ​‌‍‍‌‌‍ ‍‌‍‍ ‌ ​ ​‍‌‌​ ‌‌‌​​‍‌‌ ‌‍‍ ‌‍‌‌‌ ‍‌​‍‌‌​ ​ ‌​‌​​‍‌‌​ ​ ‌​‌​​‍‌‌​ ​‍​ ​‍​ ‍​​ ​​​ ‌‌‌‍​‌​ ​​​ ‌​‌‍‌‌​ ‌ ​‍ ‌‌‍​‌​ ‍‌​ ​ ​ ​ ​‍ ‌​ ‌​​ ‌‌​ ‍‌‌‍​‍​‍ ‌‌‍​‌‌‍​‍‌‍‌​​ ‌‌​‍ ‌‌‍​‌‌‍​‍‌‍​‍‌‍‌‌‌‍​‍‌‍​‍​ ‍‌​ ​‌​ ‍‌​ ‌​​ ‌‍​ ‌‍​‍‌‌​ ​‍​ ​‍​‍‌‌​ ‌‌‌​‌​​‍ ‍‌ ‌​‌‍‍‌‌ ‌​‌‍ ​‌‍‌‌​ ‌‍​‍‌‍​‌‌ ​ ‌‍‌‌‌‌‌‌‌ ​‍‌‍ ​​ ‌‌‍‍​‌ ‌​‌ ‌​‌ ​​‌ ​ ​‍‌‌​ ​ ‌​​‌​‍‌‌​ ​‍‌​‌‍​‍‌‌​ ​‍‌​‌‍‌ ‌‌‌‍ ‌‌‍​‍‌ ​‍‌‍‌‌‌‍ ​‌‍ ​‌‍​‌​‍ ‍‌ ​ ‌‍​‌‌‍ ‍‌‍‍‌‌ ‌​‌ ‍‌​‍ ‍‌ ​ ‌ ‌​‌ ‌‌‌‍‌​‌‍‍‌‌‍ ​‍‌‍‌‍‍‌‌‍‌​​ ‌‌ ​ ‌‍‍‌‌ ‌​‌‍‌‌‌‌​ ‌‍‌‌‌ ‌​‌ ‌​‌‍‍‌‌‍ ‍‌‍‌ ‌ ​ ​‍‌‍‌ ‌​‌ ‍‌‌ ​​‌‍‌‌​ ‌‌ ​ ‌‍‍‌‌ ‌​‌‍‌‌‌‌​ ‌‍‌‌‌ ‌​‌ ‌​‌‍‍‌‌‍ ‍‌‍‌ ‌ ​ ​‍‌‍‌ ​​‌‍​‌‌ ‌​‌‍‍​​ ‌‌ ​ ‌‍ ‌‍​ ‌‍‍‌‌‍​‌‌‍ ​‌​ ​‌‍‍‌‌‍ ‍‌‍‍ ‌ ​ ​‍‌‌​ ‌‌‌​​‍‌‌ ‌‍‍ ‌‍‌‌‌ ‍‌​‍‌‌​ ​ ‌​‌​​‍‌‌​ ​ ‌​‌​​‍‌‌​ ​‍​ ​‍​ ‍​​ ​​​ ‌‌‌‍​‌​ ​​​ ‌​‌‍‌‌​ ‌ ​‍ ‌‌‍​‌​ ‍‌​ ​ ​ ​ ​‍ ‌​ ‌​​ ‌‌​ ‍‌‌‍​‍​‍ ‌‌‍​‌‌‍​‍‌‍‌​​ ‌‌​‍ ‌‌‍​‌‌‍​‍‌‍​‍‌‍‌‌‌‍​‍‌‍​‍​ ‍‌​ ​‌​ ‍‌​ ‌​​ ‌‍​ ‌‍​‍‌‌​ ​‍​ ​‍​‍‌‌​ ‌‌‌​‌​​‍ ‍‌ ‌​‌‍‍‌‌ ‌​‌‍ ​‌‍‌‌​‍‌‍‌ ​​‌‍‌‌‌ ​‍‌ ​ ‌ ​​‌‍‌‌‌‍​ ‌ ‌​‌‍‍‌‌ ‌‍‌‍‌‌​ ‌‌ ​​‌ ‌‌‌‍​‍‌‍ ​‌‍‍‌‌ ​ ‌‍‍​‌‍‌‌‌‍‌​​‍​‍‌ ‌
LETTERBOXD​​​​‌ ‍ ​‍​‍‌‍ ‌ ​‍‌‍‍‌‌‍‌ ‌‍‍‌‌‍ ‍​‍​‍​ ‍‍​‍​‍‌ ​ ‌‍​‌‌‍ ‍‌‍‍‌‌ ‌​‌ ‍‌​‍ ‍‌‍‍‌‌‍ ​‍​‍​‍ ​​‍​‍‌‍‍​‌ ​‍‌‍‌‌‌‍‌‍​‍​‍​ ‍‍​‍​‍‌‍‍​‌ ‌​‌ ‌​‌ ​​‌ ​ ​ ‍‍​‍ ​‍ ‌ ‌‌‌‍ ‌‌‍​‍‌ ​‍‌‍‌‌‌‍ ​‌‍ ​‌‍​‌​‍ ‍‌ ​ ‌‍​‌‌‍ ‍‌‍‍‌‌ ‌​‌ ‍‌​‍ ‍‌ ​ ‌ ‌​‌ ‌‌‌‍‌​‌‍‍‌‌‍ ​‍ ‌‍‍‌‌‍ ‍‌ ‌​‌‍‌‌‌‍ ‍‌ ‌​​‍ ‌‍‌‌‌‍‌​‌‍‍‌‌ ‌​​‍ ‌‍ ‌‌‍ ‌‍‌​‌‍‌‌​ ‌‌ ​​‌ ​‍‌‍‌‌‌ ​ ‌‍‌‌‌‍ ‍‌ ‌​‌‍​‌‌ ‌​‌‍‍‌‌‍ ‌‍ ‍​ ‍ ‌‍‍‌‌‍‌​​ ‌‌ ​ ‌‍‍‌‌ ‌​‌‍‌‌‌‌​ ‌‍‌‌‌ ‌​‌ ‌​‌‍‍‌‌‍ ‍‌‍‌ ‌ ​ ​ ‍ ‌ ‌​‌ ‍‌‌ ​​‌‍‌‌​ ‌‌ ​ ‌‍‍‌‌ ‌​‌‍‌‌‌‌​ ‌‍‌‌‌ ‌​‌ ‌​‌‍‍‌‌‍ ‍‌‍‌ ‌ ​ ​ ‍ ‌ ​​‌‍​‌‌ ‌​‌‍‍​​ ‌‌ ​ ‌‍ ‌‍​ ‌‍‍‌‌‍​‌‌‍ ​‌​ ​‌‍‍‌‌‍ ‍‌‍‍ ‌ ​ ​‍‌‌​ ‌‌‌​​‍‌‌ ‌‍‍ ‌‍‌‌‌ ‍‌​‍‌‌​ ​ ‌​‌​​‍‌‌​ ​ ‌​‌​​‍‌‌​ ​‍​ ​‍​ ​‌‌‍​‌‌‍​‌​ ‍‌​ ‌‍​ ‌​​ ‌‌​ ‌ ​‍ ‌‌‍​ ​ ​‍‌‍‌​​ ‍​​‍ ‌​ ‌​​ ​‍​ ‍​‌‍​‌​‍ ‌‌‍​‌‌‍​‌​ ‌‌‌‍​‍​‍ ‌‌‍​ ​ ​ ​ ​‍‌‍​‍​ ‍​​ ​‌‌‍​‌​ ​‍​ ‌​​ ​‍​ ‌‌‌‍‌‍​‍‌‌​ ​‍​ ​‍​‍‌‌​ ‌‌‌​‌​​‍ ‍‌ ‌​‌‍‍‌‌ ‌​‌‍ ​‌‍‌‌​ ‌‍​‍‌‍​‌‌ ​ ‌‍‌‌‌‌‌‌‌ ​‍‌‍ ​​ ‌‌‍‍​‌ ‌​‌ ‌​‌ ​​‌ ​ ​‍‌‌​ ​ ‌​​‌​‍‌‌​ ​‍‌​‌‍​‍‌‌​ ​‍‌​‌‍‌ ‌‌‌‍ ‌‌‍​‍‌ ​‍‌‍‌‌‌‍ ​‌‍ ​‌‍​‌​‍ ‍‌ ​ ‌‍​‌‌‍ ‍‌‍‍‌‌ ‌​‌ ‍‌​‍ ‍‌ ​ ‌ ‌​‌ ‌‌‌‍‌​‌‍‍‌‌‍ ​‍‌‍‌‍‍‌‌‍‌​​ ‌‌ ​ ‌‍‍‌‌ ‌​‌‍‌‌‌‌​ ‌‍‌‌‌ ‌​‌ ‌​‌‍‍‌‌‍ ‍‌‍‌ ‌ ​ ​‍‌‍‌ ‌​‌ ‍‌‌ ​​‌‍‌‌​ ‌‌ ​ ‌‍‍‌‌ ‌​‌‍‌‌‌‌​ ‌‍‌‌‌ ‌​‌ ‌​‌‍‍‌‌‍ ‍‌‍‌ ‌ ​ ​‍‌‍‌ ​​‌‍​‌‌ ‌​‌‍‍​​ ‌‌ ​ ‌‍ ‌‍​ ‌‍‍‌‌‍​‌‌‍ ​‌​ ​‌‍‍‌‌‍ ‍‌‍‍ ‌ ​ ​‍‌‌​ ‌‌‌​​‍‌‌ ‌‍‍ ‌‍‌‌‌ ‍‌​‍‌‌​ ​ ‌​‌​​‍‌‌​ ​ ‌​‌​​‍‌‌​ ​‍​ ​‍​ ​‌‌‍​‌‌‍​‌​ ‍‌​ ‌‍​ ‌​​ ‌‌​ ‌ ​‍ ‌‌‍​ ​ ​‍‌‍‌​​ ‍​​‍ ‌​ ‌​​ ​‍​ ‍​‌‍​‌​‍ ‌‌‍​‌‌‍​‌​ ‌‌‌‍​‍​‍ ‌‌‍​ ​ ​ ​ ​‍‌‍​‍​ ‍​​ ​‌‌‍​‌​ ​‍​ ‌​​ ​‍​ ‌‌‌‍‌‍​‍‌‌​ ​‍​ ​‍​‍‌‌​ ‌‌‌​‌​​‍ ‍‌ ‌​‌‍‍‌‌ ‌​‌‍ ​‌‍‌‌​‍‌‍‌ ​​‌‍‌‌‌ ​‍‌ ​ ‌ ​​‌‍‌‌‌‍​ ‌ ‌​‌‍‍‌‌ ‌‍‌‍‌‌​ ‌‌ ​​‌ ‌‌‌‍​‍‌‍ ​‌‍‍‌‌ ​ ‌‍‍​‌‍‌‌‌‍‌​​‍​‍‌ ‌
YOUTUBE​​​​‌ ‍ ​‍​‍‌‍ ‌ ​‍‌‍‍‌‌‍‌ ‌‍‍‌‌‍ ‍​‍​‍​ ‍‍​‍​‍‌ ​ ‌‍​‌‌‍ ‍‌‍‍‌‌ ‌​‌ ‍‌​‍ ‍‌‍‍‌‌‍ ​‍​‍​‍ ​​‍​‍‌‍‍​‌ ​‍‌‍‌‌‌‍‌‍​‍​‍​ ‍‍​‍​‍‌‍‍​‌ ‌​‌ ‌​‌ ​​‌ ​ ​ ‍‍​‍ ​‍ ‌ ‌‌‌‍ ‌‌‍​‍‌ ​‍‌‍‌‌‌‍ ​‌‍ ​‌‍​‌​‍ ‍‌ ​ ‌‍​‌‌‍ ‍‌‍‍‌‌ ‌​‌ ‍‌​‍ ‍‌ ​ ‌ ‌​‌ ‌‌‌‍‌​‌‍‍‌‌‍ ​‍ ‌‍‍‌‌‍ ‍‌ ‌​‌‍‌‌‌‍ ‍‌ ‌​​‍ ‌‍‌‌‌‍‌​‌‍‍‌‌ ‌​​‍ ‌‍ ‌‌‍ ‌‍‌​‌‍‌‌​ ‌‌ ​​‌ ​‍‌‍‌‌‌ ​ ‌‍‌‌‌‍ ‍‌ ‌​‌‍​‌‌ ‌​‌‍‍‌‌‍ ‌‍ ‍​ ‍ ‌‍‍‌‌‍‌​​ ‌‌ ​ ‌‍‍‌‌ ‌​‌‍‌‌‌‌​ ‌‍‌‌‌ ‌​‌ ‌​‌‍‍‌‌‍ ‍‌‍‌ ‌ ​ ​ ‍ ‌ ‌​‌ ‍‌‌ ​​‌‍‌‌​ ‌‌ ​ ‌‍‍‌‌ ‌​‌‍‌‌‌‌​ ‌‍‌‌‌ ‌​‌ ‌​‌‍‍‌‌‍ ‍‌‍‌ ‌ ​ ​ ‍ ‌ ​​‌‍​‌‌ ‌​‌‍‍​​ ‌‌ ​ ‌‍ ‌‍​ ‌‍‍‌‌‍​‌‌‍ ​‌​ ​‌‍‍‌‌‍ ‍‌‍‍ ‌ ​ ​‍‌‌​ ‌‌‌​​‍‌‌ ‌‍‍ ‌‍‌‌‌ ‍‌​‍‌‌​ ​ ‌​‌​​‍‌‌​ ​ ‌​‌​​‍‌‌​ ​‍​ ​‍​ ‌​‌‍‌​​ ​‍‌‍‌‍​ ​ ‌‍‌​​ ​‍​ ​‌​‍ ‌‌‍​‍​ ‌​​ ​ ‌‍‌‍​‍ ‌​ ‌​​ ‌‍​ ​​​ ‌ ​‍ ‌‌‍​‌​ ‌‍​ ‌‌​ ‌​​‍ ‌​ ​​‌‍​ ‌‍‌‍​ ‌‍​ ‌‍​ ‍​​ ​ ​ ‌ ​ ​‌‌‍​‍​ ‌ ​ ‌‍​‍‌‌​ ​‍​ ​‍​‍‌‌​ ‌‌‌​‌​​‍ ‍‌ ‌​‌‍‍‌‌ ‌​‌‍ ​‌‍‌‌​ ‌‍​‍‌‍​‌‌ ​ ‌‍‌‌‌‌‌‌‌ ​‍‌‍ ​​ ‌‌‍‍​‌ ‌​‌ ‌​‌ ​​‌ ​ ​‍‌‌​ ​ ‌​​‌​‍‌‌​ ​‍‌​‌‍​‍‌‌​ ​‍‌​‌‍‌ ‌‌‌‍ ‌‌‍​‍‌ ​‍‌‍‌‌‌‍ ​‌‍ ​‌‍​‌​‍ ‍‌ ​ ‌‍​‌‌‍ ‍‌‍‍‌‌ ‌​‌ ‍‌​‍ ‍‌ ​ ‌ ‌​‌ ‌‌‌‍‌​‌‍‍‌‌‍ ​‍‌‍‌‍‍‌‌‍‌​​ ‌‌ ​ ‌‍‍‌‌ ‌​‌‍‌‌‌‌​ ‌‍‌‌‌ ‌​‌ ‌​‌‍‍‌‌‍ ‍‌‍‌ ‌ ​ ​‍‌‍‌ ‌​‌ ‍‌‌ ​​‌‍‌‌​ ‌‌ ​ ‌‍‍‌‌ ‌​‌‍‌‌‌‌​ ‌‍‌‌‌ ‌​‌ ‌​‌‍‍‌‌‍ ‍‌‍‌ ‌ ​ ​‍‌‍‌ ​​‌‍​‌‌ ‌​‌‍‍​​ ‌‌ ​ ‌‍ ‌‍​ ‌‍‍‌‌‍​‌‌‍ ​‌​ ​‌‍‍‌‌‍ ‍‌‍‍ ‌ ​ ​‍‌‌​ ‌‌‌​​‍‌‌ ‌‍‍ ‌‍‌‌‌ ‍‌​‍‌‌​ ​ ‌​‌​​‍‌‌​ ​ ‌​‌​​‍‌‌​ ​‍​ ​‍​ ‌​‌‍‌​​ ​‍‌‍‌‍​ ​ ‌‍‌​​ ​‍​ ​‌​‍ ‌‌‍​‍​ ‌​​ ​ ‌‍‌‍​‍ ‌​ ‌​​ ‌‍​ ​​​ ‌ ​‍ ‌‌‍​‌​ ‌‍​ ‌‌​ ‌​​‍ ‌​ ​​‌‍​ ‌‍‌‍​ ‌‍​ ‌‍​ ‍​​ ​ ​ ‌ ​ ​‌‌‍​‍​ ‌ ​ ‌‍​‍‌‌​ ​‍​ ​‍​‍‌‌​ ‌‌‌​‌​​‍ ‍‌ ‌​‌‍‍‌‌ ‌​‌‍ ​‌‍‌‌​‍‌‍‌ ​​‌‍‌‌‌ ​‍‌ ​ ‌ ​​‌‍‌‌‌‍​ ‌ ‌​‌‍‍‌‌ ‌‍‌‍‌‌​ ‌‌ ​​‌ ‌‌‌‍​‍‌‍ ​‌‍‍‌‌ ​ ‌‍‍​‌‍‌‌‌‍‌​​‍​‍‌ ‌
FACEBOOK​​​​‌ ‍ ​‍​‍‌‍ ‌ ​‍‌‍‍‌‌‍‌ ‌‍‍‌‌‍ ‍​‍​‍​ ‍‍​‍​‍‌ ​ ‌‍​‌‌‍ ‍‌‍‍‌‌ ‌​‌ ‍‌​‍ ‍‌‍‍‌‌‍ ​‍​‍​‍ ​​‍​‍‌‍‍​‌ ​‍‌‍‌‌‌‍‌‍​‍​‍​ ‍‍​‍​‍‌‍‍​‌ ‌​‌ ‌​‌ ​​‌ ​ ​ ‍‍​‍ ​‍ ‌ ‌‌‌‍ ‌‌‍​‍‌ ​‍‌‍‌‌‌‍ ​‌‍ ​‌‍​‌​‍ ‍‌ ​ ‌‍​‌‌‍ ‍‌‍‍‌‌ ‌​‌ ‍‌​‍ ‍‌ ​ ‌ ‌​‌ ‌‌‌‍‌​‌‍‍‌‌‍ ​‍ ‌‍‍‌‌‍ ‍‌ ‌​‌‍‌‌‌‍ ‍‌ ‌​​‍ ‌‍‌‌‌‍‌​‌‍‍‌‌ ‌​​‍ ‌‍ ‌‌‍ ‌‍‌​‌‍‌‌​ ‌‌ ​​‌ ​‍‌‍‌‌‌ ​ ‌‍‌‌‌‍ ‍‌ ‌​‌‍​‌‌ ‌​‌‍‍‌‌‍ ‌‍ ‍​ ‍ ‌‍‍‌‌‍‌​​ ‌‌ ​ ‌‍‍‌‌ ‌​‌‍‌‌‌‌​ ‌‍‌‌‌ ‌​‌ ‌​‌‍‍‌‌‍ ‍‌‍‌ ‌ ​ ​ ‍ ‌ ‌​‌ ‍‌‌ ​​‌‍‌‌​ ‌‌ ​ ‌‍‍‌‌ ‌​‌‍‌‌‌‌​ ‌‍‌‌‌ ‌​‌ ‌​‌‍‍‌‌‍ ‍‌‍‌ ‌ ​ ​ ‍ ‌ ​​‌‍​‌‌ ‌​‌‍‍​​ ‌‌ ​ ‌‍ ‌‍​ ‌‍‍‌‌‍​‌‌‍ ​‌​ ​‌‍‍‌‌‍ ‍‌‍‍ ‌ ​ ​‍‌‌​ ‌‌‌​​‍‌‌ ‌‍‍ ‌‍‌‌‌ ‍‌​‍‌‌​ ​ ‌​‌​​‍‌‌​ ​ ‌​‌​​‍‌‌​ ​‍​ ​‍‌‍​‌​ ​​​ ‍‌‌‍‌‍​ ​​‌‍​‌​ ‍​‌‍​‍​‍ ‌​ ‌ ​ ​ ‌‍​‍​ ‌​​‍ ‌​ ‌​‌‍​‍​ ​​​ ‌​​‍ ‌‌‍​‌​ ‍​​ ​​‌‍‌‍​‍ ‌​ ​‍​ ‌​​ ‍​​ ​​​ ‌‍‌‍‌​​ ​‌​ ‍​​ ‍‌‌‍‌​​ ‍‌‌‍​ ​‍‌‌​ ​‍​ ​‍​‍‌‌​ ‌‌‌​‌​​‍ ‍‌ ‌​‌‍‍‌‌ ‌​‌‍ ​‌‍‌‌​ ‌‍​‍‌‍​‌‌ ​ ‌‍‌‌‌‌‌‌‌ ​‍‌‍ ​​ ‌‌‍‍​‌ ‌​‌ ‌​‌ ​​‌ ​ ​‍‌‌​ ​ ‌​​‌​‍‌‌​ ​‍‌​‌‍​‍‌‌​ ​‍‌​‌‍‌ ‌‌‌‍ ‌‌‍​‍‌ ​‍‌‍‌‌‌‍ ​‌‍ ​‌‍​‌​‍ ‍‌ ​ ‌‍​‌‌‍ ‍‌‍‍‌‌ ‌​‌ ‍‌​‍ ‍‌ ​ ‌ ‌​‌ ‌‌‌‍‌​‌‍‍‌‌‍ ​‍‌‍‌‍‍‌‌‍‌​​ ‌‌ ​ ‌‍‍‌‌ ‌​‌‍‌‌‌‌​ ‌‍‌‌‌ ‌​‌ ‌​‌‍‍‌‌‍ ‍‌‍‌ ‌ ​ ​‍‌‍‌ ‌​‌ ‍‌‌ ​​‌‍‌‌​ ‌‌ ​ ‌‍‍‌‌ ‌​‌‍‌‌‌‌​ ‌‍‌‌‌ ‌​‌ ‌​‌‍‍‌‌‍ ‍‌‍‌ ‌ ​ ​‍‌‍‌ ​​‌‍​‌‌ ‌​‌‍‍​​ ‌‌ ​ ‌‍ ‌‍​ ‌‍‍‌‌‍​‌‌‍ ​‌​ ​‌‍‍‌‌‍ ‍‌‍‍ ‌ ​ ​‍‌‌​ ‌‌‌​​‍‌‌ ‌‍‍ ‌‍‌‌‌ ‍‌​‍‌‌​ ​ ‌​‌​​‍‌‌​ ​ ‌​‌​​‍‌‌​ ​‍​ ​‍‌‍​‌​ ​​​ ‍‌‌‍‌‍​ ​​‌‍​‌​ ‍​‌‍​‍​‍ ‌​ ‌ ​ ​ ‌‍​‍​ ‌​​‍ ‌​ ‌​‌‍​‍​ ​​​ ‌​​‍ ‌‌‍​‌​ ‍​​ ​​‌‍‌‍​‍ ‌​ ​‍​ ‌​​ ‍​​ ​​​ ‌‍‌‍‌​​ ​‌​ ‍​​ ‍‌‌‍‌​​ ‍‌‌‍​ ​‍‌‌​ ​‍​ ​‍​‍‌‌​ ‌‌‌​‌​​‍ ‍‌ ‌​‌‍‍‌‌ ‌​‌‍ ​‌‍‌‌​‍‌‍‌ ​​‌‍‌‌‌ ​‍‌ ​ ‌ ​​‌‍‌‌‌‍​ ‌ ‌​‌‍‍‌‌ ‌‍‌‍‌‌​ ‌‌ ​​‌ ‌‌‌‍​‍‌‍ ​‌‍‍‌‌ ​ ‌‍‍​‌‍‌‌‌‍‌​​‍​‍‌ ‌
X​​​​‌ ‍ ​‍​‍‌‍ ‌ ​‍‌‍‍‌‌‍‌ ‌‍‍‌‌‍ ‍​‍​‍​ ‍‍​‍​‍‌ ​ ‌‍​‌‌‍ ‍‌‍‍‌‌ ‌​‌ ‍‌​‍ ‍‌‍‍‌‌‍ ​‍​‍​‍ ​​‍​‍‌‍‍​‌ ​‍‌‍‌‌‌‍‌‍​‍​‍​ ‍‍​‍​‍‌‍‍​‌ ‌​‌ ‌​‌ ​​‌ ​ ​ ‍‍​‍ ​‍ ‌ ‌‌‌‍ ‌‌‍​‍‌ ​‍‌‍‌‌‌‍ ​‌‍ ​‌‍​‌​‍ ‍‌ ​ ‌‍​‌‌‍ ‍‌‍‍‌‌ ‌​‌ ‍‌​‍ ‍‌ ​ ‌ ‌​‌ ‌‌‌‍‌​‌‍‍‌‌‍ ​‍ ‌‍‍‌‌‍ ‍‌ ‌​‌‍‌‌‌‍ ‍‌ ‌​​‍ ‌‍‌‌‌‍‌​‌‍‍‌‌ ‌​​‍ ‌‍ ‌‌‍ ‌‍‌​‌‍‌‌​ ‌‌ ​​‌ ​‍‌‍‌‌‌ ​ ‌‍‌‌‌‍ ‍‌ ‌​‌‍​‌‌ ‌​‌‍‍‌‌‍ ‌‍ ‍​ ‍ ‌‍‍‌‌‍‌​​ ‌‌ ​ ‌‍‍‌‌ ‌​‌‍‌‌‌‌​ ‌‍‌‌‌ ‌​‌ ‌​‌‍‍‌‌‍ ‍‌‍‌ ‌ ​ ​ ‍ ‌ ‌​‌ ‍‌‌ ​​‌‍‌‌​ ‌‌ ​ ‌‍‍‌‌ ‌​‌‍‌‌‌‌​ ‌‍‌‌‌ ‌​‌ ‌​‌‍‍‌‌‍ ‍‌‍‌ ‌ ​ ​ ‍ ‌ ​​‌‍​‌‌ ‌​‌‍‍​​ ‌‌ ​ ‌‍ ‌‍​ ‌‍‍‌‌‍​‌‌‍ ​‌​ ​‌‍‍‌‌‍ ‍‌‍‍ ‌ ​ ​‍‌‌​ ‌‌‌​​‍‌‌ ‌‍‍ ‌‍‌‌‌ ‍‌​‍‌‌​ ​ ‌​‌​​‍‌‌​ ​ ‌​‌​​‍‌‌​ ​‍​ ​‍‌‍​‌‌‍‌‌​ ‍​‌‍‌‌​ ‌​‌‍‌​‌‍‌‌​ ​‍​‍ ‌‌‍​ ​ ‍‌‌‍‌‌​ ‍​​‍ ‌​ ‌​‌‍​‍​ ​‌​ ​ ​‍ ‌‌‍​‍‌‍‌​​ ​‌​ ‍​​‍ ‌‌‍‌‌‌‍​ ‌‍‌‍‌‍‌​‌‍​ ​ ‍‌​ ‌ ‌‍‌‌‌‍​ ​ ​‌​ ‌ ​ ‌ ​‍‌‌​ ​‍​ ​‍​‍‌‌​ ‌‌‌​‌​​‍ ‍‌ ‌​‌‍‍‌‌ ‌​‌‍ ​‌‍‌‌​ ‌‍​‍‌‍​‌‌ ​ ‌‍‌‌‌‌‌‌‌ ​‍‌‍ ​​ ‌‌‍‍​‌ ‌​‌ ‌​‌ ​​‌ ​ ​‍‌‌​ ​ ‌​​‌​‍‌‌​ ​‍‌​‌‍​‍‌‌​ ​‍‌​‌‍‌ ‌‌‌‍ ‌‌‍​‍‌ ​‍‌‍‌‌‌‍ ​‌‍ ​‌‍​‌​‍ ‍‌ ​ ‌‍​‌‌‍ ‍‌‍‍‌‌ ‌​‌ ‍‌​‍ ‍‌ ​ ‌ ‌​‌ ‌‌‌‍‌​‌‍‍‌‌‍ ​‍‌‍‌‍‍‌‌‍‌​​ ‌‌ ​ ‌‍‍‌‌ ‌​‌‍‌‌‌‌​ ‌‍‌‌‌ ‌​‌ ‌​‌‍‍‌‌‍ ‍‌‍‌ ‌ ​ ​‍‌‍‌ ‌​‌ ‍‌‌ ​​‌‍‌‌​ ‌‌ ​ ‌‍‍‌‌ ‌​‌‍‌‌‌‌​ ‌‍‌‌‌ ‌​‌ ‌​‌‍‍‌‌‍ ‍‌‍‌ ‌ ​ ​‍‌‍‌ ​​‌‍​‌‌ ‌​‌‍‍​​ ‌‌ ​ ‌‍ ‌‍​ ‌‍‍‌‌‍​‌‌‍ ​‌​ ​‌‍‍‌‌‍ ‍‌‍‍ ‌ ​ ​‍‌‌​ ‌‌‌​​‍‌‌ ‌‍‍ ‌‍‌‌‌ ‍‌​‍‌‌​ ​ ‌​‌​​‍‌‌​ ​ ‌​‌​​‍‌‌​ ​‍​ ​‍‌‍​‌‌‍‌‌​ ‍​‌‍‌‌​ ‌​‌‍‌​‌‍‌‌​ ​‍​‍ ‌‌‍​ ​ ‍‌‌‍‌‌​ ‍​​‍ ‌​ ‌​‌‍​‍​ ​‌​ ​ ​‍ ‌‌‍​‍‌‍‌​​ ​‌​ ‍​​‍ ‌‌‍‌‌‌‍​ ‌‍‌‍‌‍‌​‌‍​ ​ ‍‌​ ‌ ‌‍‌‌‌‍​ ​ ​‌​ ‌ ​ ‌ ​‍‌‌​ ​‍​ ​‍​‍‌‌​ ‌‌‌​‌​​‍ ‍‌ ‌​‌‍‍‌‌ ‌​‌‍ ​‌‍‌‌​‍‌‍‌ ​​‌‍‌‌‌ ​‍‌ ​ ‌ ​​‌‍‌‌‌‍​ ‌ ‌​‌‍‍‌‌ ‌‍‌‍‌‌​ ‌‌ ​​‌ ‌‌‌‍​‍‌‍ ​‌‍‍‌‌ ​ ‌‍‍​‌‍‌‌‌‍‌​​‍​‍‌ ‌